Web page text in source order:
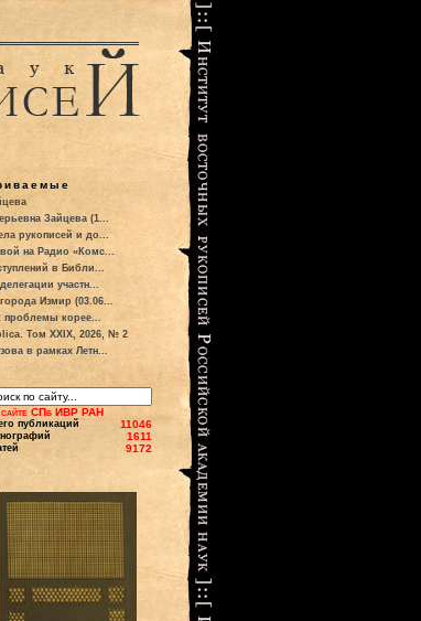
Зайцева (1...
рукописей и до...
на Радио «Комс...
в Библи...
участн...
Измир (03.06...
проблемы корее...
Том XXIX, 2026, № 2
в рамках Летн...
СПб ИВР РАН
публикаций 11046
1611
9172